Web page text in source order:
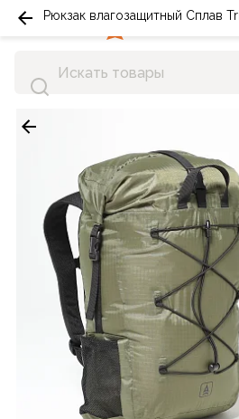
Рюкзак влагозащитный Сплав